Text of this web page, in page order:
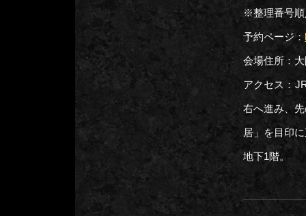
※整理番号順
予約ページ：
会場住所：
アクセス：
右へ進み、
居」を目印
地下1階。